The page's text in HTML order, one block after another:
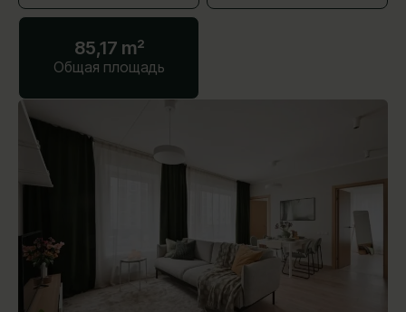
85,17 m²
Общая площадь